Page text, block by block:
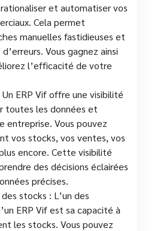
et automatiser vos
Cela permet
manuelles fastidieuses et
Vous gagnez ainsi
l’efficacité de votre
ERP Vif offre une visibilité
toutes les données et
entreprise. Vous pouvez
vos stocks, vos ventes, vos
encore. Cette visibilité
des décisions éclairées
précises.
stocks : L’un des
ERP Vif est sa capacité à
les stocks. Vous pouvez